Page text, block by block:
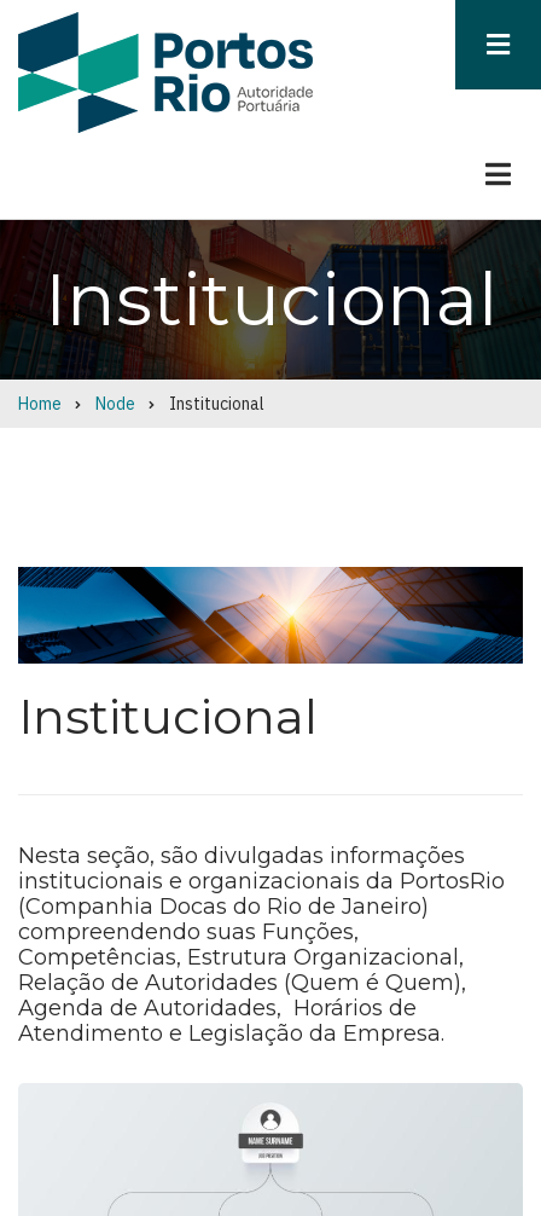
Institucional
Breadcrumb
Home Node Institucional
Institucional
Nesta seção, são divulgadas informações
institucionais e organizacionais da PortosRio
(Companhia Docas do Rio de Janeiro)
compreendendo suas Funções,
Competências, Estrutura Organizacional,
Relação de Autoridades (Quem é Quem),
Agenda de Autoridades, Horários de
Atendimento e Legislação da Empresa.